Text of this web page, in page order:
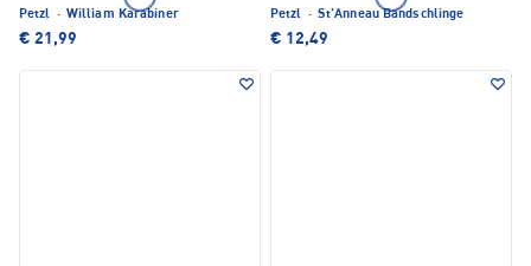
Petzl · William Karabiner
€ 21,99
Petzl · St'Anneau Bandschlinge
€ 12,49